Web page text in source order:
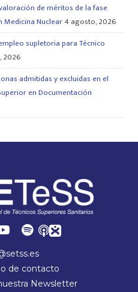
de méritos de la fase
Medicina Nuclear4 agosto, 2026
supletoria para Técnico
2026
admitidas y excluidas en el
en Documentación
de contacto
Newsletter